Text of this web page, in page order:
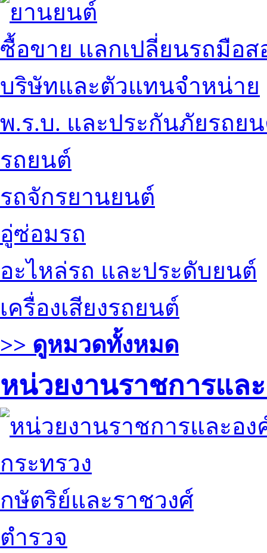
ซื้อขาย แลกเปลี่ยนรถมือส
บริษัทและตัวแทนจำหน่าย
พ.ร.บ. และประกันภัยรถย
รถยนต์
รถจักรยานยนต์
อู่ซ่อมรถ
อะไหล่รถ และประดับยนต์
เครื่องเสียงรถยนต์
>> ดูหมวดทั้งหมด
หน่วยงานราชการแล
กระทรวง
กษัตริย์และราชวงศ์
ตำรวจ